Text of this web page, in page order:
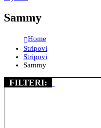
Sammy
Home
Stripovi
Stripovi
Sammy
FILTERI: